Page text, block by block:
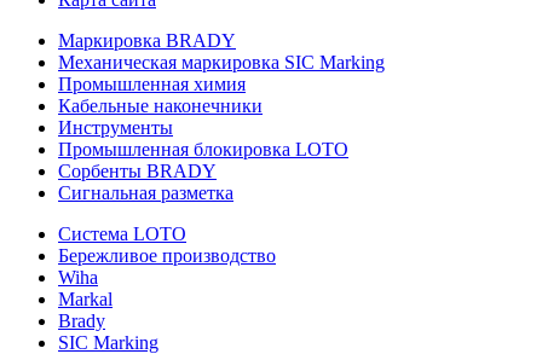
Маркировка BRADY
Механическая маркировка SIC Marking
Промышленная химия
Кабельные наконечники
Инструменты
Промышленная блокировка LOTO
Сорбенты BRADY
Сигнальная разметка
Система LOTO
Бережливое производство
Wiha
Markal
Brady
SIC Marking